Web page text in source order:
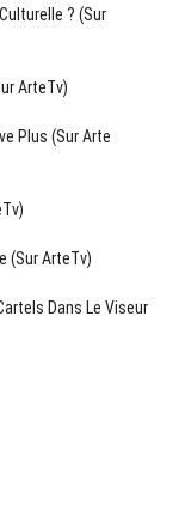
? (sur
ArteTv)
Plus (sur Arte
(sur ArteTv)
Dans Le Viseur